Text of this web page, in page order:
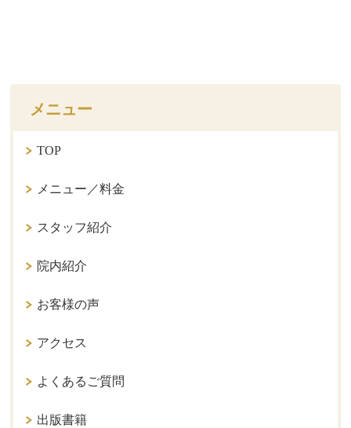
メニュー
TOP
メニュー／料金
スタッフ紹介
院内紹介
お客様の声
アクセス
よくあるご質問
出版書籍